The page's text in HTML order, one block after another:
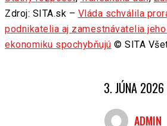
Zdroj: SITA.sk – Vláda schválila
podnikatelia aj zamestnávatelia
ekonomiku spochybňujú © SITA
3. JÚNA 2026
ADMIN